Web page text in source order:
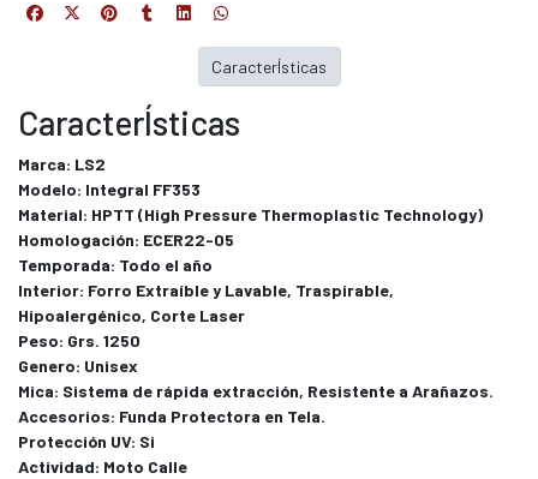
CaracterÍsticas
Marca: LS2
Modelo: Integral FF353
Material: HPTT (High Pressure Thermoplastic Technology)
Homologación: ECER22-05
Temporada: Todo el año
Interior: Forro Extraíble y Lavable, Traspirable,
Hipoalergénico, Corte Laser
Peso: Grs. 1250
Genero: Unisex
Mica: Sistema de rápida extracción, Resistente a Arañazos.
Accesorios: Funda Protectora en Tela.
Protección UV: Si
Actividad: Moto Calle
CaracterÍsticas